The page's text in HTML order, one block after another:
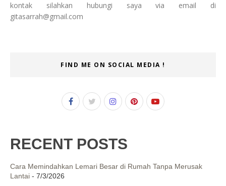
kontak silahkan hubungi saya via email di
gitasarrah@gmail.com
FIND ME ON SOCIAL MEDIA !
RECENT POSTS
Cara Memindahkan Lemari Besar di Rumah Tanpa Merusak
Lantai - 7/3/2026